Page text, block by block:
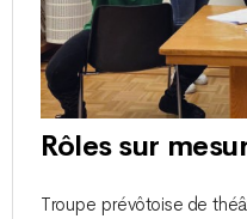
Rôles sur
Troupe prévôtoise de